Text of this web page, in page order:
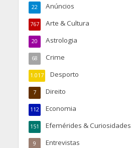
Anúncios
22
Arte & Cultura
767
Astrologia
20
Crime
68
Desporto
1.017
Direito
7
Economia
112
Efemérides & Curiosidades
151
Entrevistas
9